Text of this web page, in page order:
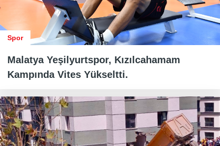
Spor
Malatya Yeşilyurtspor, Kızılcahamam
Kampında Vites Yükseltti.